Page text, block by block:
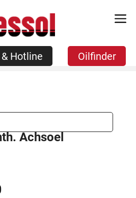
Oilfinder
Hotline Oilfinder
Achsoel